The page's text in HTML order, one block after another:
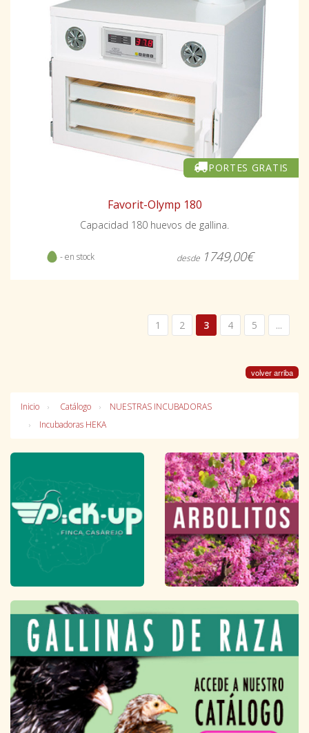
PORTES GRATIS
Favorit-Olymp 180
Capacidad 180 huevos de gallina.
- en stock desde 1749,00€
1 2 3 4 5 ...
volver arriba
Inicio Catálogo
NUESTRAS INCUBADORAS
Incubadoras HEKA